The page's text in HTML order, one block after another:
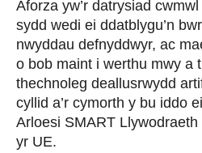
Aforza yw’r datrysiad
sydd wedi ei ddatblygu’n
nwyddau defnyddwyr, ac
o bob maint i werthu mwy a
thechnoleg deallusrwydd
cyllid a’r cymorth y bu iddo
Arloesi SMART
yr UE.